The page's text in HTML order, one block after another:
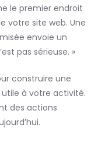
le premier endroit
votre site web. Une
envoie un
pas sérieuse. »
construire une
à votre activité.
des actions